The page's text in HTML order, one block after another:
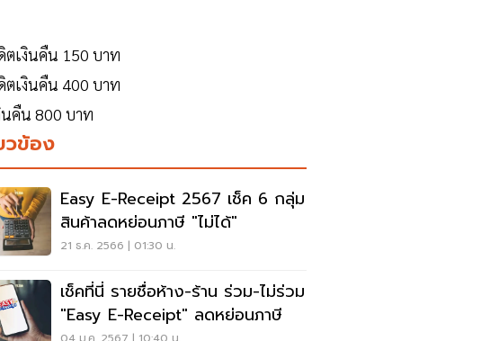
ตเงินคืน 150 บาท
ตเงินคืน 400 บาท
นคืน 800 บาท
วข้อง
Easy E-Receipt 2567 เช็ค 6 กลุ่ม
สินค้าลดหย่อนภาษี "ไม่ได้"
21 ธ.ค. 2566 | 01:30 น.
เช็คที่นี่ รายชื่อห้าง-ร้าน ร่วม-ไม่ร่วม
"Easy E-Receipt" ลดหย่อนภาษี